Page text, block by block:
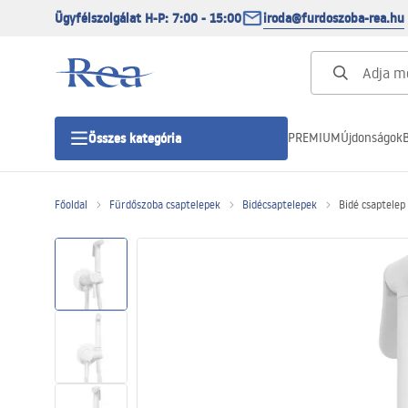
Ügyfélszolgálat H-P: 7:00 - 15:00 iroda@furdoszoba-rea.hu
Összes kategória
Zuhanylefolyók
PREMIUMÚjdonságok
Főoldal Fürdőszoba csaptelepek Bidécsaptelepek Bidé